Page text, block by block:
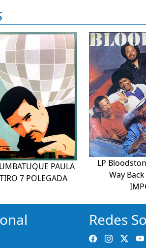
PAULA
7 POLEGADA
LP
Way
Redes